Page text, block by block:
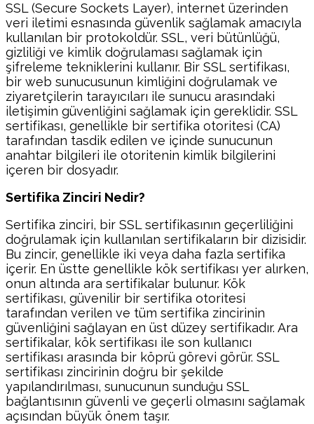
SSL (Secure Sockets Layer), internet üzerinden
veri iletimi esnasında güvenlik sağlamak amacıyla
kullanılan bir protokoldür. SSL, veri bütünlüğü,
gizliliği ve kimlik doğrulaması sağlamak için
şifreleme tekniklerini kullanır. Bir SSL sertifikası,
bir web sunucusunun kimliğini doğrulamak ve
ziyaretçilerin tarayıcıları ile sunucu arasındaki
iletişimin güvenliğini sağlamak için gereklidir. SSL
sertifikası, genellikle bir sertifika otoritesi (CA)
tarafından tasdik edilen ve içinde sunucunun
anahtar bilgileri ile otoritenin kimlik bilgilerini
içeren bir dosyadır.
Sertifika Zinciri Nedir?
Sertifika zinciri, bir SSL sertifikasının geçerliliğini
doğrulamak için kullanılan sertifikaların bir dizisidir.
Bu zincir, genellikle iki veya daha fazla sertifika
içerir. En üstte genellikle kök sertifikası yer alırken,
onun altında ara sertifikalar bulunur. Kök
sertifikası, güvenilir bir sertifika otoritesi
tarafından verilen ve tüm sertifika zincirinin
güvenliğini sağlayan en üst düzey sertifikadır. Ara
sertifikalar, kök sertifikası ile son kullanıcı
sertifikası arasında bir köprü görevi görür. SSL
sertifikası zincirinin doğru bir şekilde
yapılandırılması, sunucunun sunduğu SSL
bağlantısının güvenli ve geçerli olmasını sağlamak
açısından büyük önem taşır.